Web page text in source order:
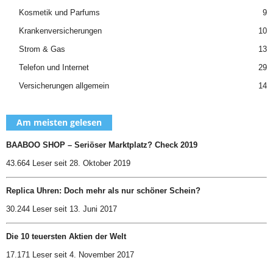
Kosmetik und Parfums
9
Krankenversicherungen
10
Strom & Gas
13
Telefon und Internet
29
Versicherungen allgemein
14
Am meisten gelesen
BAABOO SHOP – Seriöser Marktplatz? Check 2019
43.664 Leser seit 28. Oktober 2019
Replica Uhren: Doch mehr als nur schöner Schein?
30.244 Leser seit 13. Juni 2017
Die 10 teuersten Aktien der Welt
17.171 Leser seit 4. November 2017